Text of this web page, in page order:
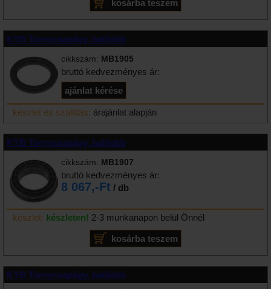
KYB Tornycsapágy, bal/jobb
cikkszám: MB1905
bruttó kedvezményes ár:
készlet és szállítás: árajánlat alapján
KYB Tornycsapágy, bal/jobb
cikkszám: MB1907
bruttó kedvezményes ár:
8 067,-Ft / db
készlet: készleten! 2-3 munkanapon belül Önnél
KYB Tornycsapágy, bal/jobb